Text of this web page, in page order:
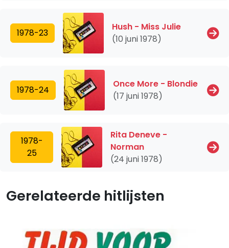
1978-23
Hush - Miss Julie
(10 juni 1978)
1978-24
Once More - Blondie
(17 juni 1978)
1978-
25
Rita Deneve -
Norman
(24 juni 1978)
Gerelateerde hitlijsten